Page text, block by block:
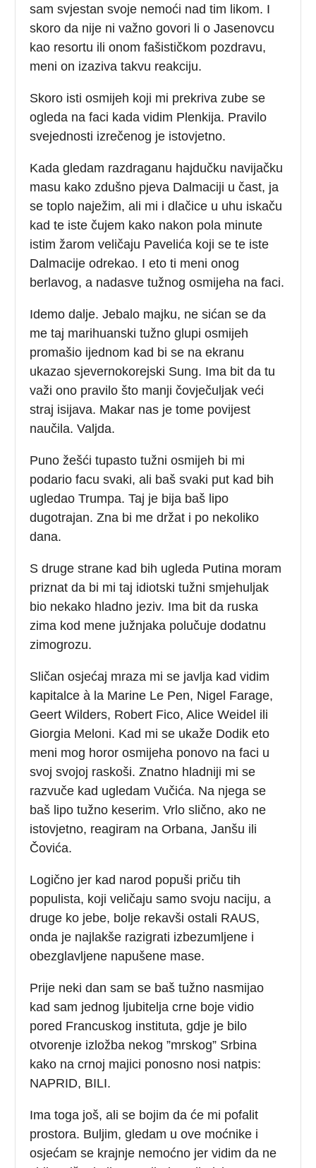
sam svjestan svoje nemoći nad tim likom. I
skoro da nije ni važno govori li o Jasenovcu
kao resortu ili onom fašističkom pozdravu,
meni on izaziva takvu reakciju.
Skoro isti osmijeh koji mi prekriva zube se
ogleda na faci kada vidim Plenkija. Pravilo
svejednosti izrečenog je istovjetno.
Kada gledam razdraganu hajdučku navijačku
masu kako zdušno pjeva Dalmaciji u čast, ja
se toplo naježim, ali mi i dlačice u uhu iskaču
kad te iste čujem kako nakon pola minute
istim žarom veličaju Pavelića koji se te iste
Dalmacije odrekao. I eto ti meni onog
berlavog, a nadasve tužnog osmijeha na faci.
Idemo dalje. Jebalo majku, ne sićan se da
me taj marihuanski tužno glupi osmijeh
promašio ijednom kad bi se na ekranu
ukazao sjevernokorejski Sung. Ima bit da tu
važi ono pravilo što manji čovječuljak veći
straj isijava. Makar nas je tome povijest
naučila. Valjda.
Puno žešći tupasto tužni osmijeh bi mi
podario facu svaki, ali baš svaki put kad bih
ugledao Trumpa. Taj je bija baš lipo
dugotrajan. Zna bi me držat i po nekoliko
dana.
S druge strane kad bih ugleda Putina moram
priznat da bi mi taj idiotski tužni smjehuljak
bio nekako hladno jeziv. Ima bit da ruska
zima kod mene južnjaka polučuje dodatnu
zimogrozu.
Sličan osjećaj mraza mi se javlja kad vidim
kapitalce à la Marine Le Pen, Nigel Farage,
Geert Wilders, Robert Fico, Alice Weidel ili
Giorgia Meloni. Kad mi se ukaže Dodik eto
meni mog horor osmijeha ponovo na faci u
svoj svojoj raskoši. Znatno hladniji mi se
razvuče kad ugledam Vučića. Na njega se
baš lipo tužno keserim. Vrlo slično, ako ne
istovjetno, reagiram na Orbana, Janšu ili
Čovića.
Logično jer kad narod popuši priču tih
populista, koji veličaju samo svoju naciju, a
druge ko jebe, bolje rekavši ostali RAUS,
onda je najlakše razigrati izbezumljene i
obezglavljene napušene mase.
Prije neki dan sam se baš tužno nasmijao
kad sam jednog ljubitelja crne boje vidio
pored Francuskog instituta, gdje je bilo
otvorenje izložba nekog ”mrskog” Srbina
kako na crnoj majici ponosno nosi natpis:
NAPRID, BILI.
Ima toga još, ali se bojim da će mi pofalit
prostora. Buljim, gledam u ove moćnike i
osjećam se krajnje nemoćno jer vidim da ne